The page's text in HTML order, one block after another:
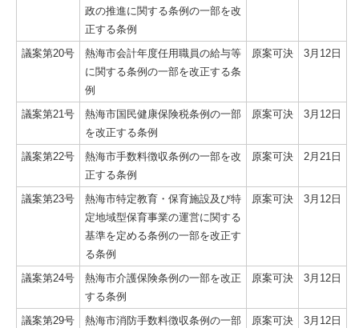
政の推進に関する条例の一部を改
正する条例
議案第20号
熱海市会計年度任用職員の給与等
に関する条例の一部を改正する条
例
原案可決 3月12日
議案第21号
熱海市国民健康保険税条例の一部
を改正する条例
原案可決 3月12日
議案第22号
熱海市手数料徴収条例の一部を改
正する条例
原案可決 2月21日
議案第23号
熱海市特定教育・保育施設及び特
定地域型保育事業の運営に関する
基準を定める条例の一部を改正す
る条例
原案可決 3月12日
議案第24号
熱海市介護保険条例の一部を改正
する条例
原案可決 3月12日
議案第29号
熱海市消防手数料徴収条例の一部
原案可決 3月12日